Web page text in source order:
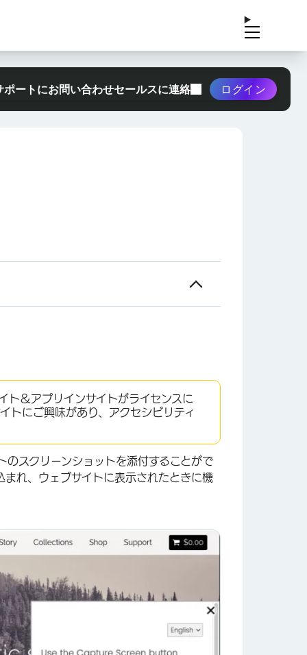
ポートにお問い合わせセールスに連絡 ログイン
ト＆アプリインサイトがライセンスに
トにご興味があり、アクセシビリティ
のスクリーンショットを添付することがで
まれ、ウェブサイトに表示されたときに機